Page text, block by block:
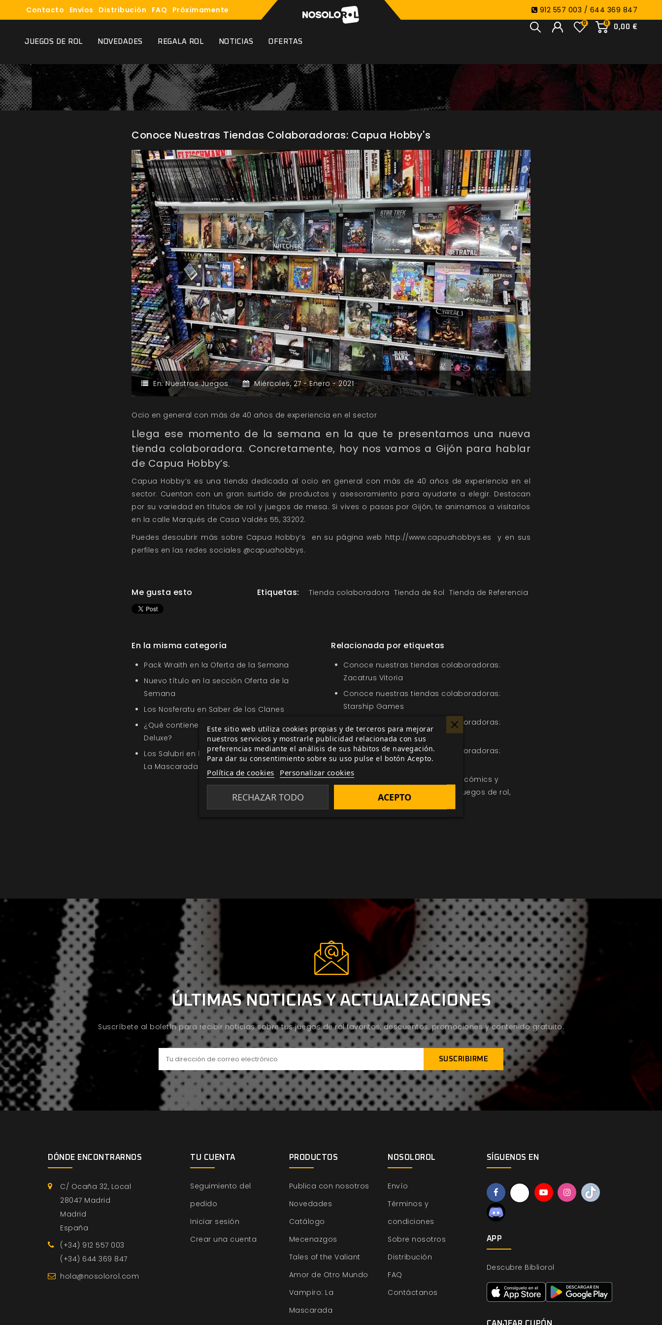
Contacto Envíos Distribución FAQ Próximamente 912 557 003 / 644 369 847
0
0,00 €
0
JUEGOS DE ROL NOVEDADES REGALA ROL NOTICIAS OFERTAS
Conoce Nuestras Tiendas Colaboradoras: Capua Hobby's
En:Nuestros Juegos Miércoles, 27 -Enero -2021
Ocio en general con más de 40 años de experiencia en el sector
Llega ese momento de la semana en la que te presentamos una nueva
tienda colaboradora. Concretamente, hoy nos vamos a Gijón para hablar
de Capua Hobby’s.
Capua Hobby’s es una tienda dedicada al ocio en general con más de 40 años de experiencia en el
sector. Cuentan con un gran surtido de productos y asesoramiento para ayudarte a elegir. Destacan
por su variedad en títulos de rol y juegos de mesa. Si vives o pasas por Gijón, te animamos a visitarlos
en la calle Marqués de Casa Valdés 55, 33202.
Puedes descubrir más sobre Capua Hobby’s en su página web http://www.capuahobbys.es y en sus
perfiles en las redes sociales @capuahobbys.
Me gusta esto Etiquetas: Tienda colaboradora Tienda de Rol Tienda de Referencia
En la misma categoría
Pack Wraith en la Oferta de la Semana
Nuevo título en la sección Oferta de la
Semana
Los Nosferatu en Saber de los Clanes
¿Qué contiene Amor de Otro Mundo: Edición
Deluxe?
Los Salubri en la Guía de Juego de Vampiro:
La Mascarada 5ª edición
Relacionada por etiquetas
Conoce nuestras tiendas colaboradoras:
Zacatrus Vitoria
Conoce nuestras tiendas colaboradoras:
Starship Games
Conoce nuestras tiendas colaboradoras:
EGD Games
Conoce nuestras tiendas colaboradoras:
Zacatrus Barcelona
Roleón, tienda de juegos, libros, cómics y
mucho más, especializada en juegos de rol,
ÚLTIMAS NOTICIAS Y ACTUALIZACIONES
Suscríbete al boletín para recibir noticias sobre tus juegos de rol favoritos, descuentos, promociones y contenido gratuito.
DÓNDE ENCONTRARNOS
C/ Ocaña 32, Local
28047 Madrid
Madrid
España
(+34) 912 557 003
(+34) 644 369 847
hola@nosolorol.com
TU CUENTA
Seguimiento del
pedido
Iniciar sesión
Crear una cuenta
PRODUCTOS
Publica con nosotros
Novedades
Catálogo
Mecenazgos
Tales of the Valiant
Amor de Otro Mundo
Vampiro: La
Mascarada
NOSOLOROL
Envío
Términos y
condiciones
Sobre nosotros
Distribución
FAQ
Contáctanos
SÍGUENOS EN
Este sitio web utiliza cookies propias y de terceros para mejorar
nuestros servicios y mostrarle publicidad relacionada con sus
preferencias mediante el análisis de sus hábitos de navegación.
Para dar su consentimiento sobre su uso pulse el botón Acepto.
Política de cookies Personalizar cookies
RECHAZAR TODO ACEPTO
APP
Descubre Bibliorol